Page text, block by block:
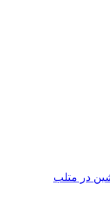
در متلب